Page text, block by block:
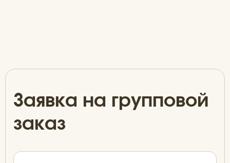
Заявка на групповой
заказ